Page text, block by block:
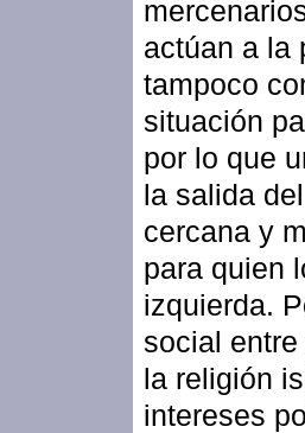
actúan a la
tampoco
situación
por lo que
la salida
cercana y
para quien
izquierda.
social
la religión
intereses